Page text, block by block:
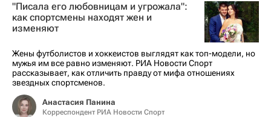
РПЛ 2026-2027 (Чемпионат России по футболу)
Авторы РИА Новости Спорт
"Писала его любовницам и угрожала":
как спортсмены находят жен и
изменяют
Жены футболистов и хоккеистов выглядят как топ-модели, но
мужья им все равно изменяют. РИА Новости Спорт
рассказывает, как отличить правду от мифа отношениях
звездных спортсменов.
Анастасия Панина
Корреспондент РИА Новости Спорт